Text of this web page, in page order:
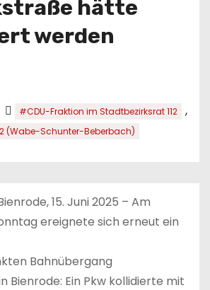
hätte
werden
#CDU-Fraktion im Stadtbezirksrat 112 ,
(Wabe-Schunter-Beberbach)
15. Juni 2025 – Am
ereignete sich erneut ein
Bahnübergang
Bienrode: Ein Pkw kollidierte mit